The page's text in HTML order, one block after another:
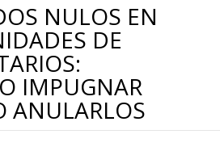
NULOS EN
DE
IMPUGNAR
ANULARLOS